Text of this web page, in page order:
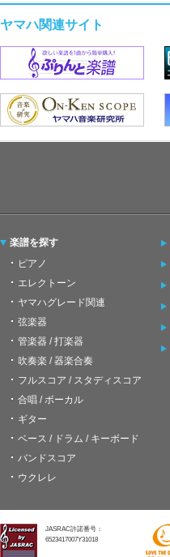
ヤマハ関連サイト
楽譜を探す
ピアノ
エレクトーン
ヤマハグレード関連
弦楽器
管楽器 / 打楽器
吹奏楽 / 器楽合奏
フルスコア / スタディスコア
合唱 / ボーカル
ギター
ベース / ドラム / キーボード
バンドスコア
ウクレレ
JASRAC許諾番号：
6523417007Y31018